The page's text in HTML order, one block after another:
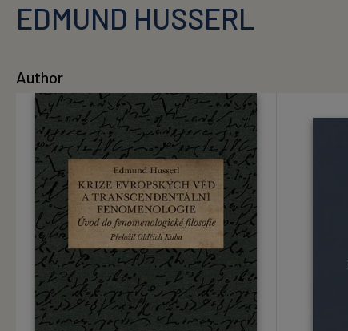
EDMUND HUSSERL
Author